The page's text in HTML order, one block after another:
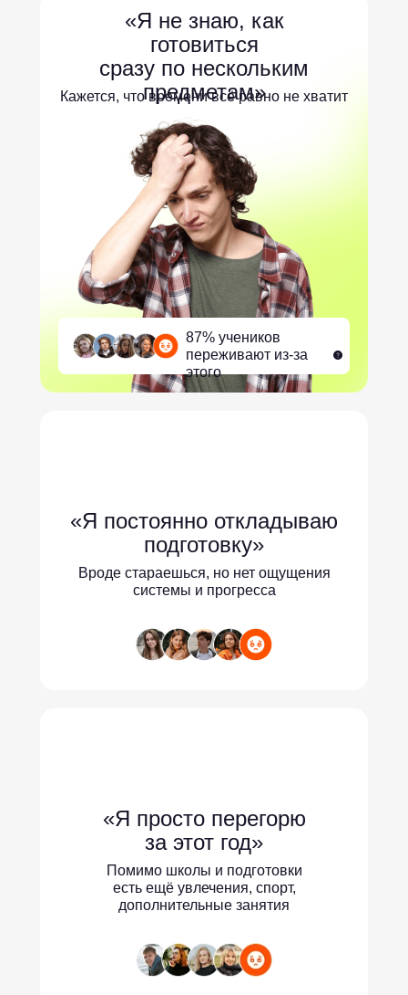
«Я не знаю, как
готовиться
сразу по нескольким
предметам»
«Я постоянно откладываю
подготовку»
«Я просто перегорю
за этот год»
Кажется, что времени всё равно не хватит
Вроде стараешься, но нет ощущения
системы и прогресса
Помимо школы и подготовки
есть ещё увлечения, спорт,
дополнительные занятия
87% учеников
переживают из-за
этого